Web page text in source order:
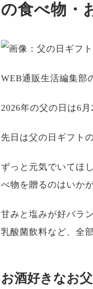
の食べ物・
WEB通販生活編集部
2026年の父の日は6月
先日は父の日ギフト
ずっと元気でいてほ
べ物を贈るのはいか
甘みと塩みが好バラ
乳酸菌飲料など、全
お酒好きなお